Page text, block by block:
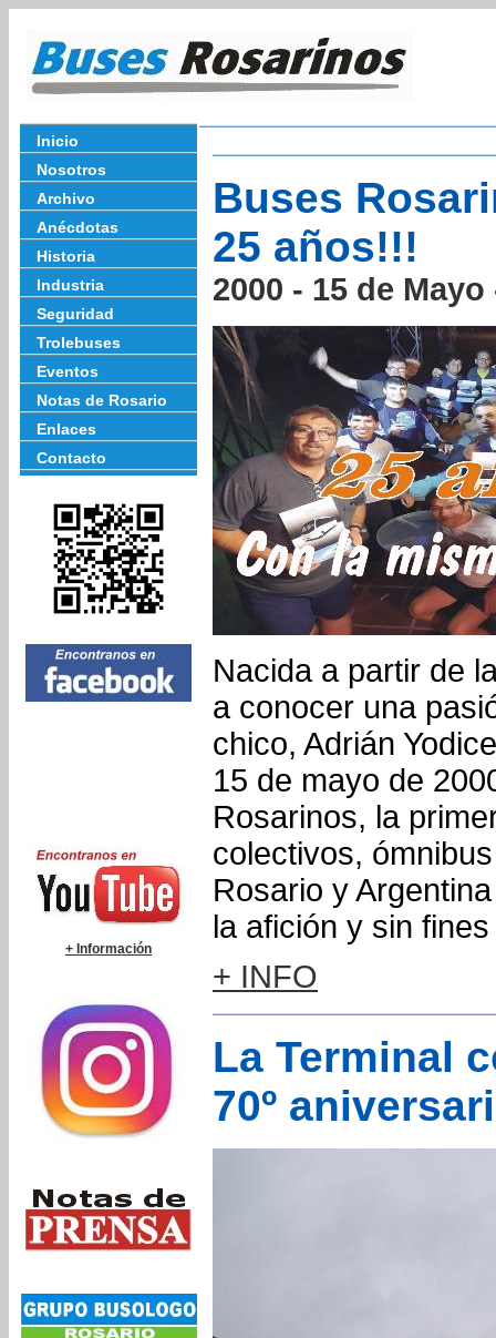
Inicio
Nosotros
Archivo
Anécdotas
Historia
Industria
Seguridad
Trolebuses
Eventos
Notas de Rosario
Enlaces
Contacto
+ Información
Buses
25 años!!!
2000 - 15 de Mayo
Nacida a partir de
a conocer una
chico, Adrián
15 de mayo de
Rosarinos, la
colectivos,
Rosario y
la afición y sin
+ INFO
La Terminal
70º